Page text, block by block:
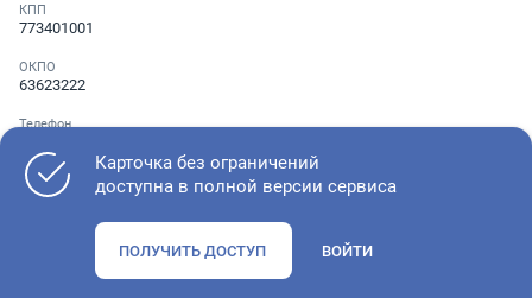
КПП
773401001
ОКПО
63623222
Телефон
Как оценить состояние компании
Карточка без ограничений
доступна в полной версии сервиса
ПОЛУЧИТЬ ДОСТУП ВОЙТИ